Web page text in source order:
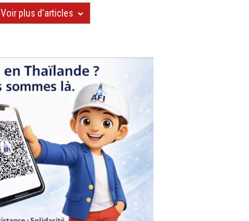
Voir plus d'articles